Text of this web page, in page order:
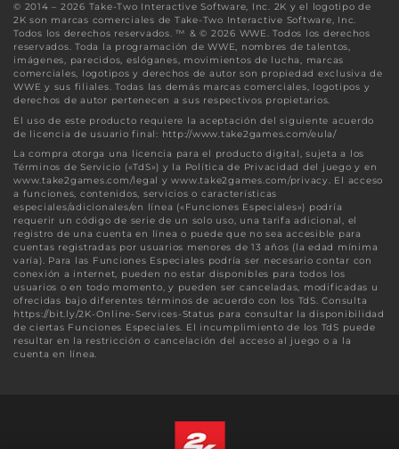
© 2014 – 2026 Take-Two Interactive Software, Inc. 2K y el logotipo de
2K son marcas comerciales de Take-Two Interactive Software, Inc.
Todos los derechos reservados. ™ & © 2026 WWE. Todos los derechos
reservados. Toda la programación de WWE, nombres de talentos,
imágenes, parecidos, eslóganes, movimientos de lucha, marcas
comerciales, logotipos y derechos de autor son propiedad exclusiva de
WWE y sus filiales. Todas las demás marcas comerciales, logotipos y
derechos de autor pertenecen a sus respectivos propietarios.
El uso de este producto requiere la aceptación del siguiente acuerdo
de licencia de usuario final: http://www.take2games.com/eula/
La compra otorga una licencia para el producto digital, sujeta a los
Términos de Servicio («TdS») y la Política de Privacidad del juego y en
www.take2games.com/legal y www.take2games.com/privacy. El acceso
a funciones, contenidos, servicios o características
especiales/adicionales/en línea («Funciones Especiales») podría
requerir un código de serie de un solo uso, una tarifa adicional, el
registro de una cuenta en línea o puede que no sea accesible para
cuentas registradas por usuarios menores de 13 años (la edad mínima
varía). Para las Funciones Especiales podría ser necesario contar con
conexión a internet, pueden no estar disponibles para todos los
usuarios o en todo momento, y pueden ser canceladas, modificadas u
ofrecidas bajo diferentes términos de acuerdo con los TdS. Consulta
https://bit.ly/2K-Online-Services-Status para consultar la disponibilidad
de ciertas Funciones Especiales. El incumplimiento de los TdS puede
resultar en la restricción o cancelación del acceso al juego o a la
cuenta en línea.